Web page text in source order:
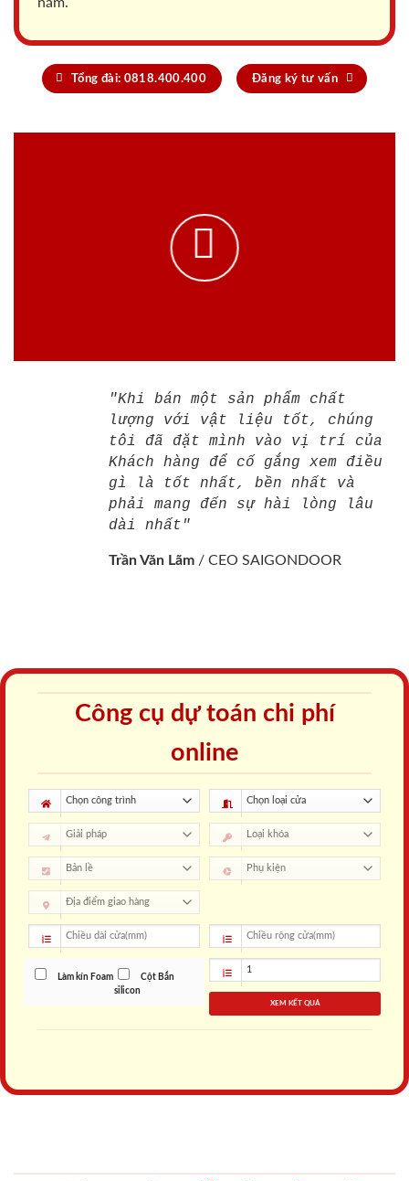
năm.
Tổng đài: 0818.400.400 Đăng ký tư vấn
"Khi bán một sản phẩm chất
lượng với vật liệu tốt, chúng
tôi đã đặt mình vào vị trí của
Khách hàng để cố gắng xem điều
gì là tốt nhất, bền nhất và
phải mang đến sự hài lòng lâu
dài nhất"
Trần Văn Lãm / CEO SAIGONDOOR
Công cụ dự toán chi phí
online
Làm kín Foam
Cột Bắn
silicon
XEM KẾT QUẢ